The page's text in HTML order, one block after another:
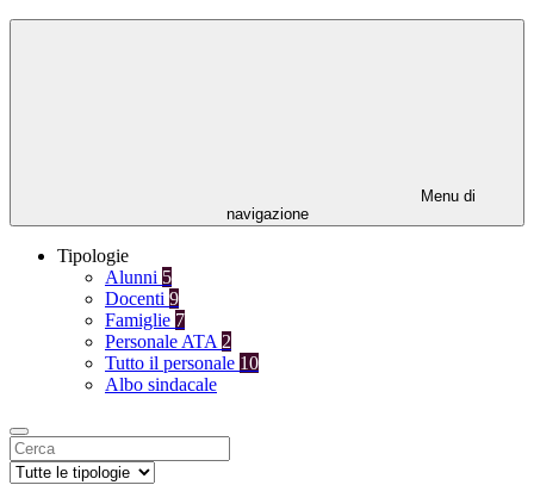
Menu di
navigazione
Tipologie
Alunni 5
Docenti 9
Famiglie 7
Personale ATA 2
Tutto il personale 10
Albo sindacale